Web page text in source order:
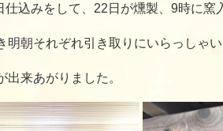
込みをして、22日が燻製、9時に窯
明朝それぞれ引き取りにいらっしゃい
出来あがりました。